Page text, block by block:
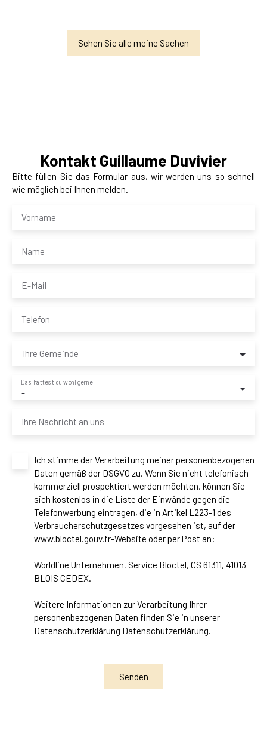
Sehen Sie alle meine Sachen
Kontakt Guillaume Duvivier
Bitte füllen Sie das Formular aus, wir werden uns so schnell
wie möglich bei Ihnen melden.
Vorname
Name
E-Mail
Telefon
Ihre Gemeinde
-
Das hättest du wohl gerne
Ihre Nachricht an uns
Ich stimme der Verarbeitung meiner personenbezogenen
Daten gemäß der DSGVO zu. Wenn Sie nicht telefonisch
kommerziell prospektiert werden möchten, können Sie
sich kostenlos in die Liste der Einwände gegen die
Telefonwerbung eintragen, die in Artikel L223-1 des
Verbraucherschutzgesetzes vorgesehen ist, auf der
www.bloctel.gouv.fr-Website oder per Post an:
Worldline Unternehmen, Service Bloctel, CS 61311, 41013
BLOIS CEDEX.
Weitere Informationen zur Verarbeitung Ihrer
personenbezogenen Daten finden Sie in unserer
Datenschutzerklärung Datenschutzerklärung.
Senden